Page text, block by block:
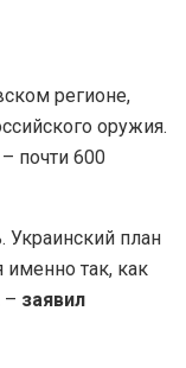
регионе,
оружия.
почти 600
Украинский план
так, как
– заявил